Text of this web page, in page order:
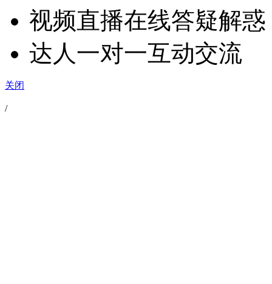
视频直播在线答疑解惑
达人一对一互动交流
关闭
/